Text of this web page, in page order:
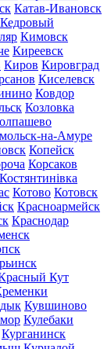
Катав-Ивановск
Кедровый
Кимовск
Киреевск
Киров Кировград
Киселевск
Ковдор
Козловка
на-Амуре
Копейск
Корсаков
Костянтинівка
Котово Котовск
Красноармейск
Краснодар
Кут
Кувшиново
Кулебаки
Курганинск